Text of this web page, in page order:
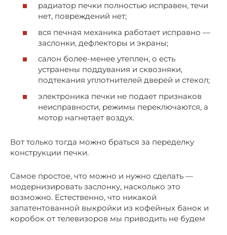
радиатор печки полностью исправен, течи
нет, повреждений нет;
вся печная механика работает исправно —
заслонки, дефлекторы и экраны;
салон более-менее утеплен, о есть
устранены поддувания и сквозняки,
подтекания уплотнителей дверей и стекол;
электроника печки не подает признаков
неисправности, режимы переключаются, а
мотор нагнетает воздух.
Вот только тогда можно браться за переделку
конструкции печки.
Самое простое, что можно и нужно сделать —
модернизировать заслонку, насколько это
возможно. Естественно, что никакой
запатентованной выкройки из кофейных банок и
коробок от телевизоров мы приводить не будем